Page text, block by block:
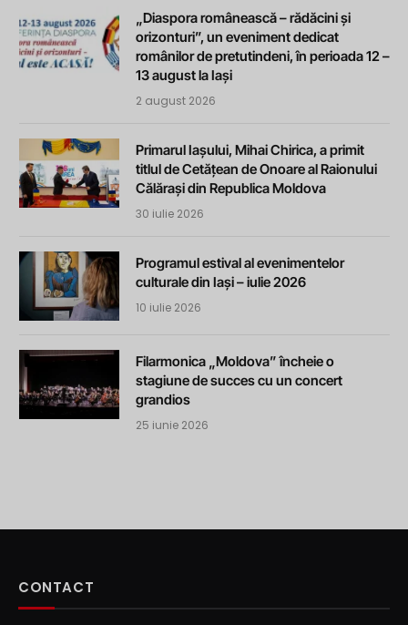
„Diaspora românească – rădăcini și
orizonturi”, un eveniment dedicat
românilor de pretutindeni, în perioada 12 –
13 august la Iași
2 august 2026
Primarul Iașului, Mihai Chirica, a primit
titlul de Cetățean de Onoare al Raionului
Călărași din Republica Moldova
30 iulie 2026
Programul estival al evenimentelor
culturale din Iași – iulie 2026
10 iulie 2026
Filarmonica „Moldova” încheie o
stagiune de succes cu un concert
grandios
25 iunie 2026
CONTACT